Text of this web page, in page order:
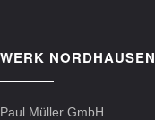
WERK NORDHAUSEN
Paul Müller GmbH